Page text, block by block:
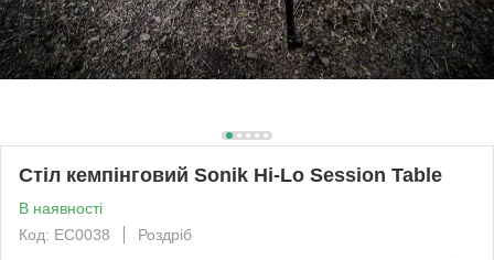
Cтіл кемпінговий Sonik Hi-Lo Session Table
В наявності
Код: EC0038
Роздріб